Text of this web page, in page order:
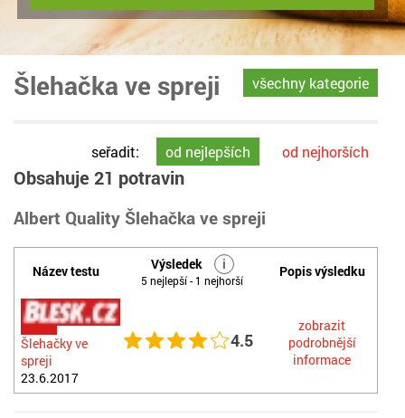
všechny kategorie
Šlehačka ve spreji
seřadit: od nejlepších od nejhorších
Obsahuje 21 potravin
Albert Quality Šlehačka ve spreji
Název testu Výsledek i
5 nejlepší - 1 nejhorší
Popis výsledku
Šlehačky ve
spreji
23.6.2017
4.5
zobrazit
podrobnější
informace